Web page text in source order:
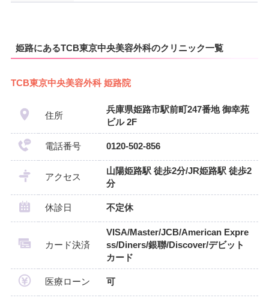
姫路にあるTCB東京中央美容外科のクリニック一覧
TCB東京中央美容外科 姫路院
住所
兵庫県姫路市駅前町247番地 御幸苑
ビル 2F
電話番号 0120-502-856
アクセス
山陽姫路駅 徒歩2分/JR姫路駅 徒歩2
分
休診日 不定休
カード決済
VISA/Master/JCB/American Expre
ss/Diners/銀聯/Discover/デビット
カード
医療ローン 可